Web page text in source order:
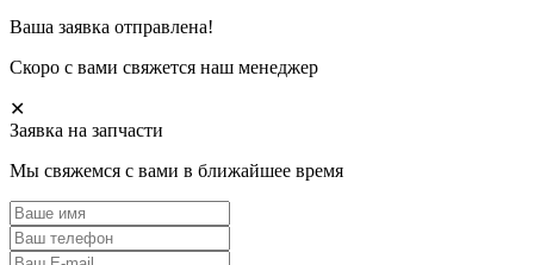
Ваша заявка отправлена!
Скоро с вами свяжется наш менеджер
✕
Заявка на запчасти
Мы свяжемся с вами в ближайшее время